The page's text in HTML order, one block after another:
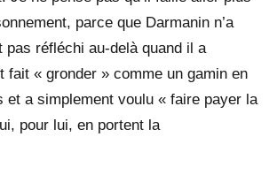
parce que Darmanin n’a
pas réfléchi au-delà quand il a
fait « gronder » comme un gamin en
et a simplement voulu « faire payer la
pour lui, en portent la